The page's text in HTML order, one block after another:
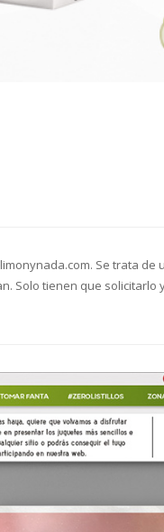
Se trata
Solo tienen que